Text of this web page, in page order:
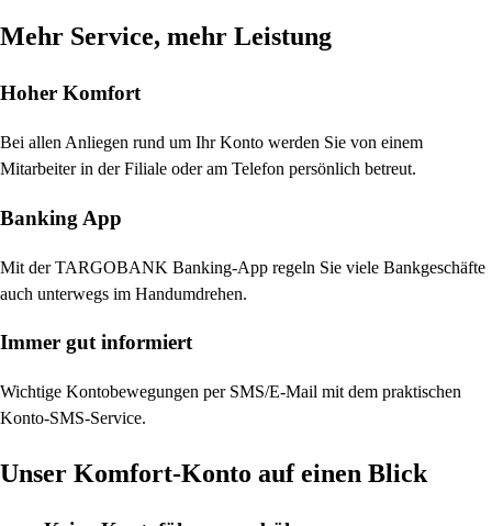
Mehr Service, mehr Leistung
Hoher Komfort
Bei allen Anliegen rund um Ihr Konto werden Sie von einem
Mitarbeiter in der Filiale oder am Telefon persönlich betreut.
Banking App
Mit der TARGOBANK Banking-App regeln Sie viele Bankgeschäfte
auch unterwegs im Handumdrehen.
Immer gut informiert
Wichtige Kontobewegungen per SMS/E-Mail mit dem praktischen
Konto-SMS-Service.
Unser Komfort-Konto auf einen Blick